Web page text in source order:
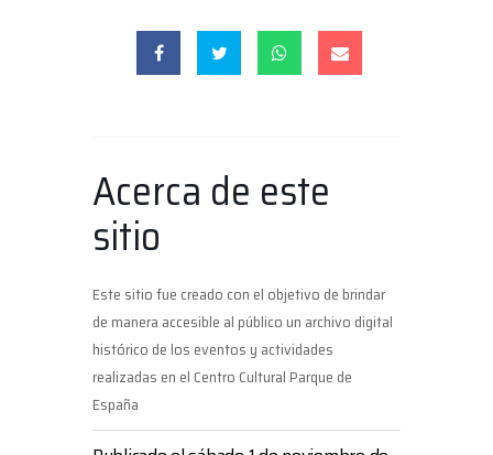
Acerca de este
sitio
Este sitio fue creado con el objetivo de brindar
de manera accesible al público un archivo digital
histórico de los eventos y actividades
realizadas en el Centro Cultural Parque de
España